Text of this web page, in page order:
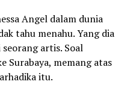
Angel dalam dunia
tahu menahu. Yang dia
artis. Soal
Surabaya, memang atas
itu.